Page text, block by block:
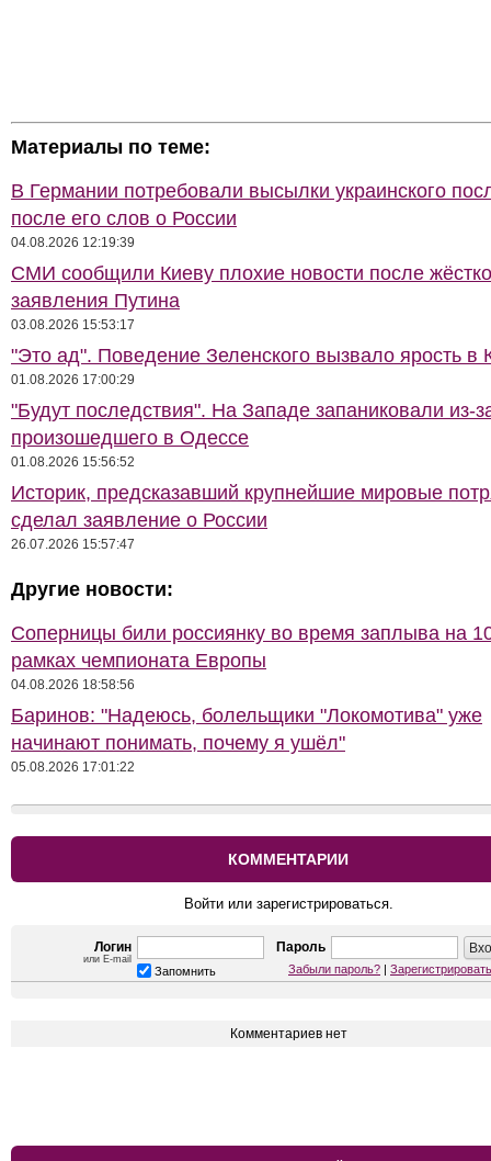
Материалы по теме:
В Германии потребовали высылки украинского
после его слов о России
04.08.2026 12:19:39
СМИ сообщили Киеву плохие новости после
заявления Путина
03.08.2026 15:53:17
"Это ад". Поведение Зеленского вызвало ярость в
01.08.2026 17:00:29
"Будут последствия". На Западе запаниковали из-
произошедшего в Одессе
01.08.2026 15:56:52
Историк, предсказавший крупнейшие мировые
сделал заявление о России
26.07.2026 15:57:47
Другие новости:
Соперницы били россиянку во время заплыва на
рамках чемпионата Европы
04.08.2026 18:58:56
Баринов: "Надеюсь, болельщики "Локомотива" уже
начинают понимать, почему я ушёл"
05.08.2026 17:01:22
КОММЕНТАРИИ
Войти или зарегистрироваться.
Логин
или E-mail
Пароль
Запомнить Забыли пароль? |
Комментариев нет